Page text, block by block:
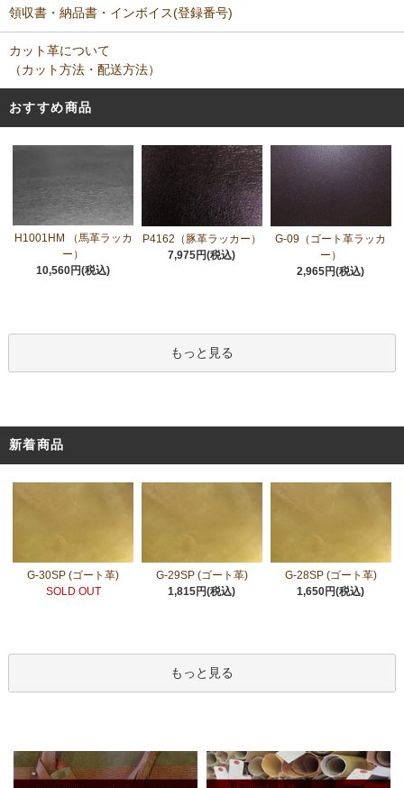
領収書・納品書・インボイス(登録番号)
カット革について
（カット方法・配送方法）
おすすめ商品
H1001HM （馬革ラッカ
ー）
10,560円(税込)
P4162（豚革ラッカー）
7,975円(税込)
G-09（ゴート革ラッカ
ー）
2,965円(税込)
もっと見る
新着商品
G-30SP (ゴート革)
SOLD OUT
G-29SP (ゴート革)
1,815円(税込)
G-28SP (ゴート革)
1,650円(税込)
もっと見る